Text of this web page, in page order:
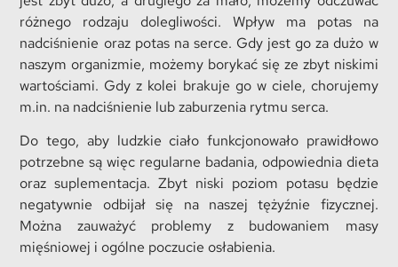
różnego rodzaju dolegliwości. Wpływ ma potas na
nadciśnienie oraz potas na serce. Gdy jest go za dużo w
naszym organizmie, możemy borykać się ze zbyt niskimi
wartościami. Gdy z kolei brakuje go w ciele, chorujemy
m.in. na nadciśnienie lub zaburzenia rytmu serca.
Do tego, aby ludzkie ciało funkcjonowało prawidłowo
potrzebne są więc regularne badania, odpowiednia dieta
oraz suplementacja. Zbyt niski poziom potasu będzie
negatywnie odbijał się na naszej tężyźnie fizycznej.
Można zauważyć problemy z budowaniem masy
mięśniowej i ogólne poczucie osłabienia.